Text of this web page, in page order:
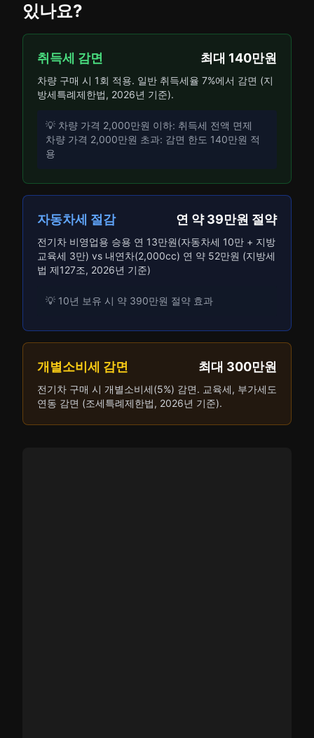
있나요?
취득세 감면 최대 140만원
차량 구매 시 1회 적용. 일반 취득세율 7%에서 감면 (지
방세특례제한법, 2026년 기준).
💡 차량 가격 2,000만원 이하: 취득세 전액 면제
차량 가격 2,000만원 초과: 감면 한도 140만원 적
용
자동차세 절감 연 약 39만원 절약
전기차 비영업용 승용 연 13만원(자동차세 10만 + 지방
교육세 3만) vs 내연차(2,000cc) 연 약 52만원 (지방세
법 제127조, 2026년 기준)
💡 10년 보유 시 약 390만원 절약 효과
개별소비세 감면 최대 300만원
전기차 구매 시 개별소비세(5%) 감면. 교육세, 부가세도
연동 감면 (조세특례제한법, 2026년 기준).